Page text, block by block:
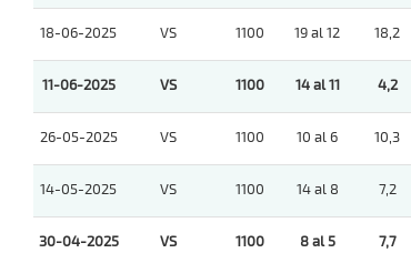
18-06-2025 VS 1100 19 al 12 18,2
11-06-2025 VS 1100 14 al 11 4,2
26-05-2025 VS 1100 10 al 6 10,3
14-05-2025 VS 1100 14 al 8 7,2
30-04-2025 VS 1100 8 al 5 7,7